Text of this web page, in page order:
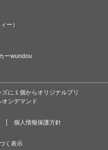
ー）
ーwundou
に１個からオリジナルプリ
ンデマンド
個人情報保護方針
く表示